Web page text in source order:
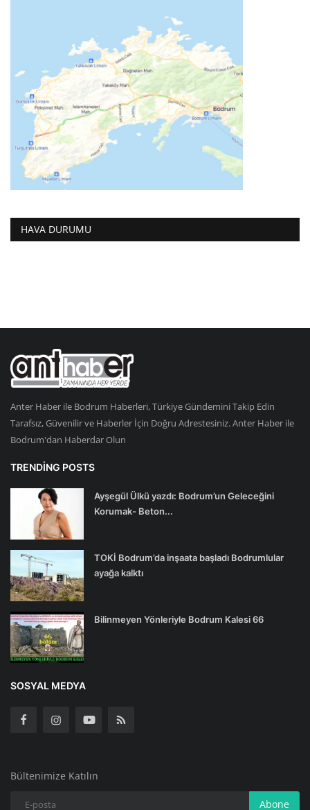
HAVA DURUMU
Anter Haber ile Bodrum Haberleri, Türkiye Gündemini Takip Edin
Tarafsız, Güvenilir ve Haberler İçin Doğru Adrestesiniz. Anter Haber ile
Bodrum'dan Haberdar Olun
TRENDING POSTS
Ayşegül Ülkü yazdı: Bodrum’un Geleceğini
Korumak- Beton...
TOKİ Bodrum’da inşaata başladı Bodrumlular
ayağa kalktı
Bilinmeyen Yönleriyle Bodrum Kalesi 66
SOSYAL MEDYA
Bültenimize Katılın
Abone